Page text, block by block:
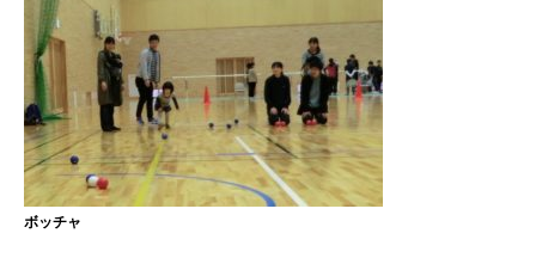
ボッチャ